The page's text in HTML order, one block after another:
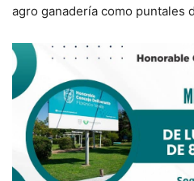
agro ganadería como puntales